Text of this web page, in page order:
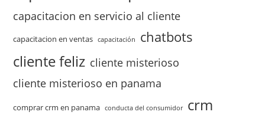
capacitacion en servicio al cliente
capacitacion en ventas capacitación chatbots
cliente feliz cliente misterioso
cliente misterioso en panama
comprar crm en panama conducta del consumidor crm